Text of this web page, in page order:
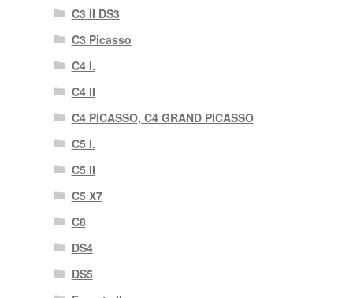
C3 II DS3
C3 Picasso
C4 I.
C4 II
C4 PICASSO, C4 GRAND PICASSO
C5 I.
C5 II
C5 X7
C8
DS4
DS5